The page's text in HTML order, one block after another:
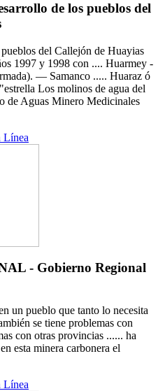
de los pueblos del
del Callejón de Huayias
1997 y 1998 con .... Huarmey -
— Samanco ..... Huaraz ó
Los molinos de agua del
de Aguas Minero Medicinales
Línea
- Gobierno Regional
un pueblo que tanto lo necesita
se tiene problemas con
con otras provincias ...... ha
esta minera carbonera el
Línea